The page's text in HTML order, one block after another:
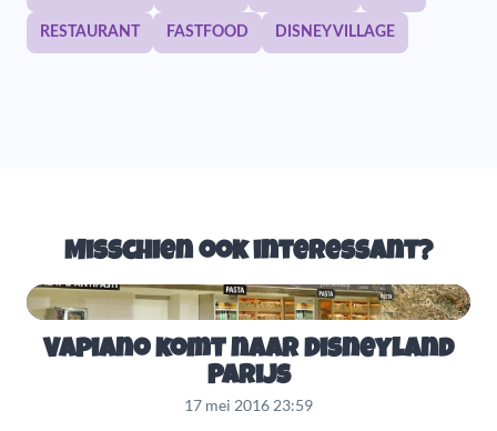
RESTAURANT FASTFOOD DISNEY VILLAGE
Misschien ook interessant?
Vapiano komt naar Disneyland
Parijs
17 mei 2016 23:59